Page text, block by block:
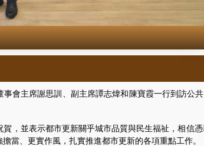
主席謝思訓、副主席譚志煒和陳寶霞一行到訪公
並表示都市更新關乎城市品質與民生福祉，相信
當、更實作風，扎實推進都市更新的各項重點工作。